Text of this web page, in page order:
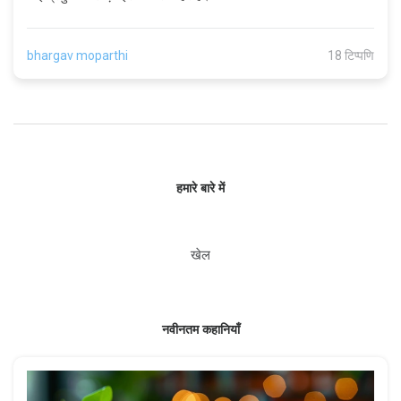
bhargav moparthi 18 टिप्पणि
हमारे बारे में
खेल
नवीनतम कहानियाँ